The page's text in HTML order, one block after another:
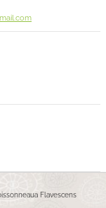
Flavescens